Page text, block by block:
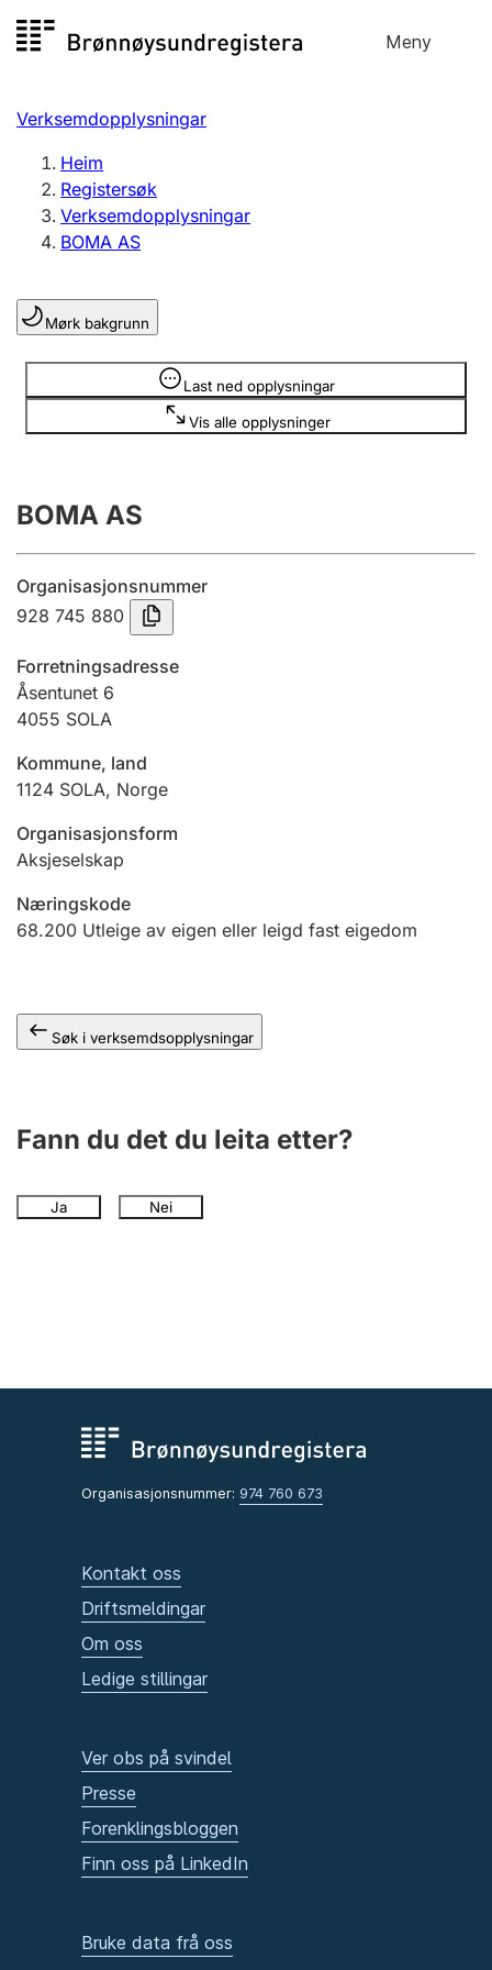
til
Meny
Registersøk
Aksjeselskap
Enkeltpersonføretak
Registrere, endre, slette
Lag og foreining
Registrere, endre, slette
Årsrekneskap
Innsending og forseinkingsgebyr
Jeger
Ektepaktrettleiaren
Andre tema
Verksemdopplysningar
Heim
Registersøk
Verksemdopplysningar
BOMA AS
Mørk bakgrunn
Last ned opplysningar
Vis alle opplysninger
Opplysninger er skjult
BOMA AS
Organisasjonsnummer
928 745 880
Forretningsadresse
Åsentunet 6
4055 SOLA
Kommune, land
1124 SOLA, Norge
Organisasjonsform
Aksjeselskap
Næringskode
68.200 Utleige av eigen eller leigd fast eigedom
Søk i verksemdsopplysningar
Fann du det du leita etter?
Ja Nei
Organisasjonsnummer: 974 760 673
Kontakt oss
Driftsmeldingar
Om oss
Ledige stillingar
Ver obs på svindel
Presse
Forenklingsbloggen
Finn oss på LinkedIn
Bruke data frå oss